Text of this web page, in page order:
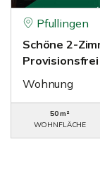
Pfullingen
Schöne 2-
Provisionsfrei
Wohnung
50 m²
WOHNFLÄCHE